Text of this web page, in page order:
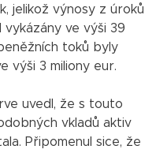
jelikož výnosy z úroků
vykázány ve výši 39
toků byly
výši 3 miliony eur.
uvedl, že s touto
vkladů aktiv
Připomenul sice, že